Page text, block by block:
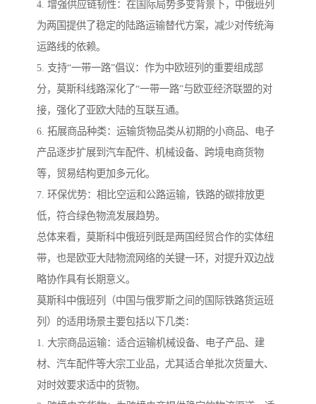
4. 增强供应链韧性：在国际局势多变背景下，中俄班列
为两国提供了稳定的陆路运输替代方案，减少对传统海
运路线的依赖。
5. 支持“一带一路”倡议：作为中欧班列的重要组成部
分，莫斯科线路深化了“一带一路”与欧亚经济联盟的对
接，强化了亚欧大陆的互联互通。
6. 拓展商品种类：运输货物品类从初期的小商品、电子
产品逐步扩展到汽车配件、机械设备、跨境电商货物
等，贸易结构更加多元化。
7. 环保优势：相比空运和公路运输，铁路的碳排放更
低，符合绿色物流发展趋势。
总体来看，莫斯科中俄班列既是两国经贸合作的实体纽
带，也是欧亚大陆物流网络的关键一环，对提升双边战
略协作具有长期意义。
莫斯科中俄班列（中国与俄罗斯之间的国际铁路货运班
列）的适用场景主要包括以下几类：
1. 大宗商品运输：适合运输机械设备、电子产品、建
材、汽车配件等大宗工业品，尤其适合单批次货量大、
对时效要求适中的货物。